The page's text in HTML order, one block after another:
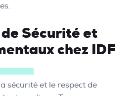
Sécurité et
chez IDF
sécurité et le respect de